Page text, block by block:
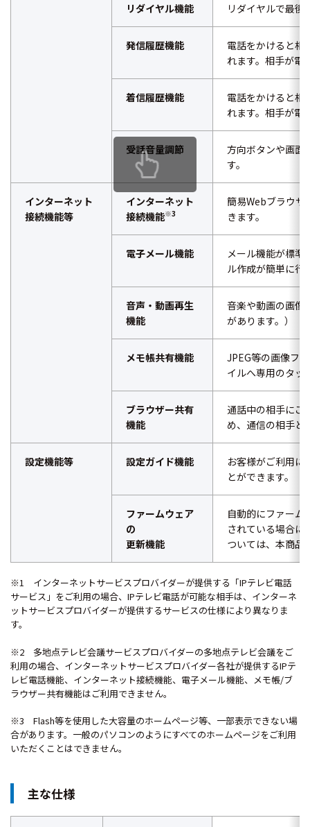
リダイヤル機能 リダイヤルで最後
発信履歴機能
電話をかけると相
れます。相手が電
着信履歴機能
電話をかけると相
れます。相手が電
受話音量調節
方向ボタンや画面
す。
インターネット
接続機能等
インターネット
接続機能※3
簡易Webブラウザ
きます。
電子メール機能
メール機能が標準
ル作成が簡単に行
音声・動画再生
機能
音楽や動画の画像
があります。）
メモ帳共有機能
JPEG等の画像フ
イルへ専用のタッ
ブラウザー共有
機能
通話中の相手にご
め、通信の相手と
設定機能等 設定ガイド機能
お客様がご利用に
とができます。
ファームウェア
の
更新機能
自動的にファーム
されている場合に
ついては、本商品
※1 インターネットサービスプロバイダーが提供する「IPテレビ電話
サービス」をご利用の場合、IPテレビ電話が可能な相手は、インターネ
ットサービスプロバイダーが提供するサービスの仕様により異なりま
す。
※2 多地点テレビ会議サービスプロバイダーの多地点テレビ会議をご
利用の場合、インターネットサービスプロバイダー各社が提供するIPテ
レビ電話機能、インターネット接続機能、電子メール機能、メモ帳/ブ
ラウザー共有機能はご利用できません。
※3 Flash等を使用した大容量のホームページ等、一部表示できない場
合があります。一般のパソコンのようにすべてのホームページをご利用
いただくことはできません。
主な仕様